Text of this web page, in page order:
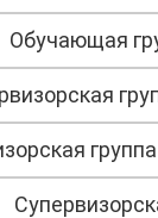
Обучающая